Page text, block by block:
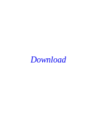
Download